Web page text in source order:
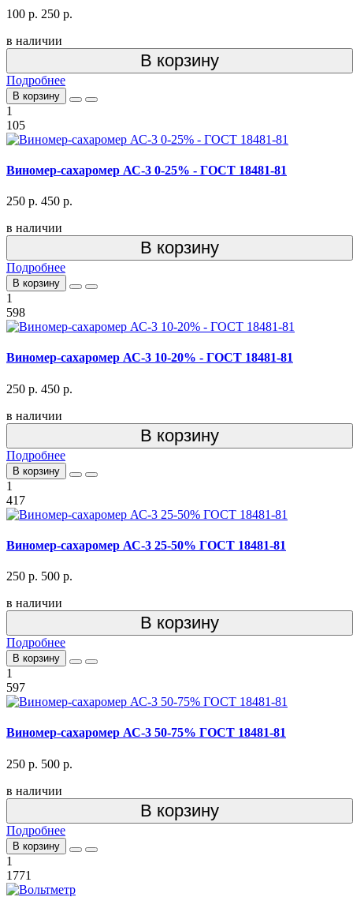
100 р. 250 р.
в наличии
В корзину
Подробнее
В корзину
1
105
Виномер-сахаромер АС-3 0-25% - ГОСТ 18481-81
250 р. 450 р.
в наличии
В корзину
Подробнее
В корзину
1
598
Виномер-сахаромер АС-3 10-20% - ГОСТ 18481-81
250 р. 450 р.
в наличии
В корзину
Подробнее
В корзину
1
417
Виномер-сахаромер АС-3 25-50% ГОСТ 18481-81
250 р. 500 р.
в наличии
В корзину
Подробнее
В корзину
1
597
Виномер-сахаромер АС-3 50-75% ГОСТ 18481-81
250 р. 500 р.
в наличии
В корзину
Подробнее
В корзину
1
1771